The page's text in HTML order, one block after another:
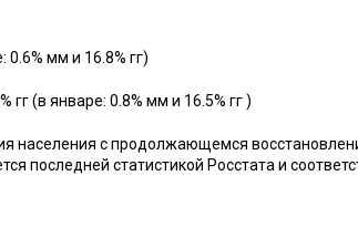
мм и 16.8% гг)
(в январе: 0.8% мм и 16.5% гг )
населения с продолжающемся
последней статистикой Росстата и